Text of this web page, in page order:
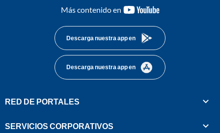
Más contenido en
youtube-
Descarga nuestra app en
Descarga nuestra app en
RED DE PORTALES
SERVICIOS CORPORATIVOS